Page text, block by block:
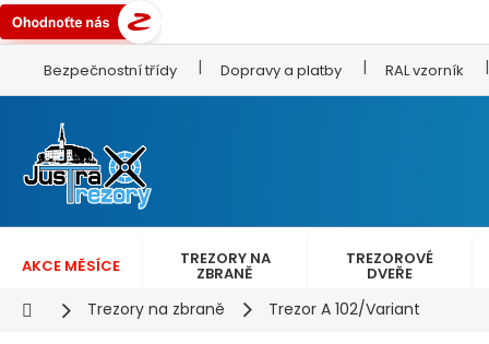
obsah
Bezpečnostní třídy Dopravy a platby RAL vzorník
AKCE MĚSÍCE TREZORY NA
ZBRANĚ
TREZOROVÉ
DVEŘE
DomůTrezory na zbraně Trezor A 102/Variant